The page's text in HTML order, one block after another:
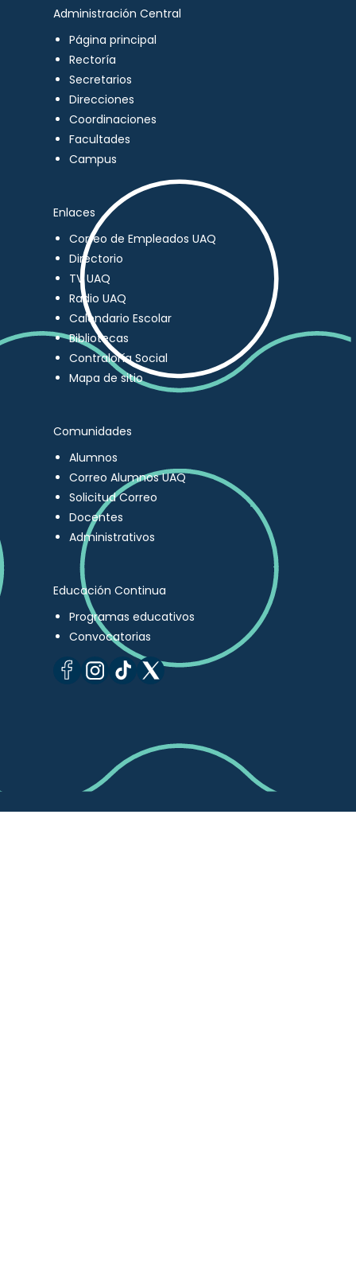
Administración Central
Página principal
Rectoría
Secretarios
Direcciones
Coordinaciones
Facultades
Campus
Enlaces
Correo de Empleados UAQ
Directorio
TV UAQ
Radio UAQ
Calendario Escolar
Bibliotecas
Contraloría Social
Mapa de sitio
Comunidades
Alumnos
Correo Alumnos UAQ
Solicitud Correo
Docentes
Administrativos
Educación Continua
Programas educativos
Convocatorias